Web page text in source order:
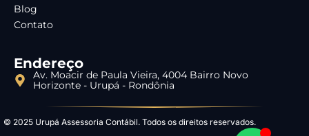
Blog
Contato
Endereço
Av. Moacir de Paula Vieira, 4004 Bairro Novo
Horizonte - Urupá - Rondônia
© 2025 Urupá Assessoria Contábil. Todos os direitos reservados.